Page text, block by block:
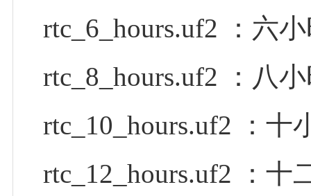
rtc_6_hours.uf2 ：六
rtc_8_hours.uf2 ：八
rtc_10_hours.uf2 ：十
rtc_12_hours.uf2 ：十